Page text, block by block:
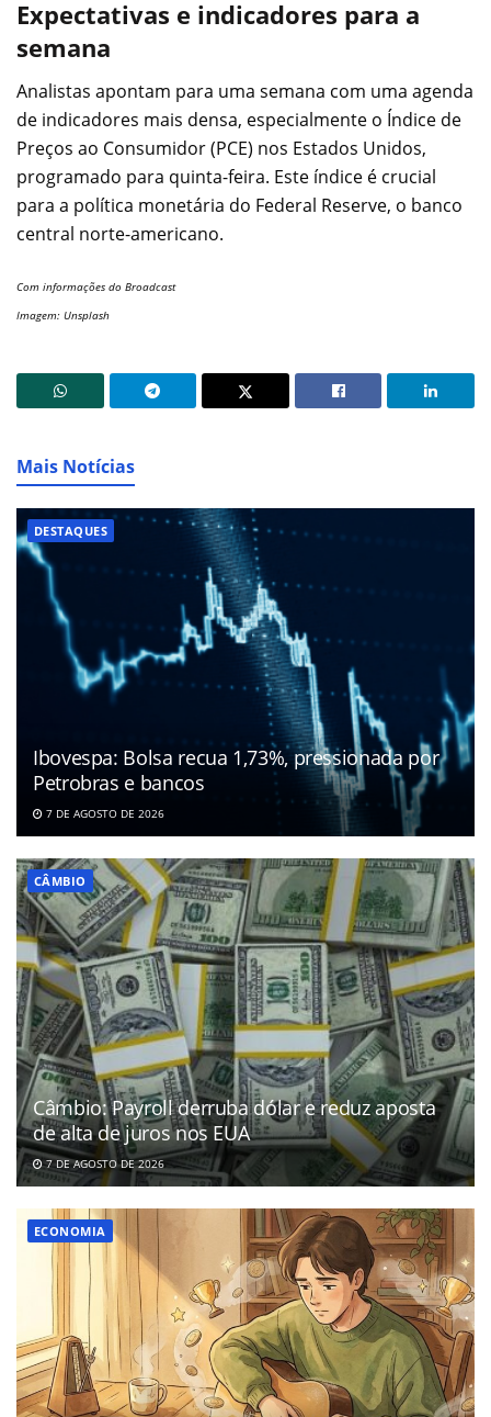
Expectativas e indicadores para a
semana
Analistas apontam para uma semana com uma agenda
de indicadores mais densa, especialmente o Índice de
Preços ao Consumidor (PCE) nos Estados Unidos,
programado para quinta-feira. Este índice é crucial
para a política monetária do Federal Reserve, o banco
central norte-americano.
Com informações do Broadcast
Imagem: Unsplash
Mais Notícias
DESTAQUES
Ibovespa: Bolsa recua 1,73%, pressionada por
Petrobras e bancos
7 DE AGOSTO DE 2026
CÂMBIO
Câmbio: Payroll derruba dólar e reduz aposta
de alta de juros nos EUA
7 DE AGOSTO DE 2026
ECONOMIA